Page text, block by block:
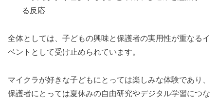
る反応
全体としては、子どもの興味と保護者の実用性が重なるイ
ベントとして受け止められています。
マイクラが好きな子どもにとっては楽しみな体験であり、
保護者にとっては夏休みの自由研究やデジタル学習につな